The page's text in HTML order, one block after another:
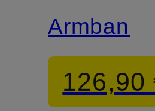
GLORY
Armband
126,90